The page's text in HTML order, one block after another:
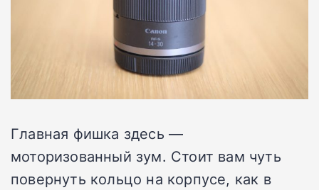
Главная фишка здесь —
моторизованный зум. Стоит вам чуть
повернуть кольцо на корпусе, как в